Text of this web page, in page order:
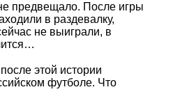
предвещало. После игры
в раздевалку,
не выиграли, в
этой истории
футболе. Что